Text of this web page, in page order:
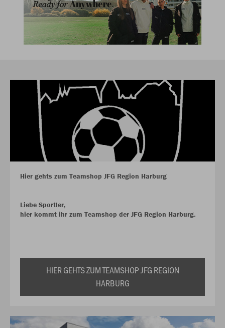
Hier gehts zum Teamshop JFG Region Harburg
Liebe Sportler,
hier kommt ihr zum Teamshop der JFG Region Harburg.
HIER GEHTS ZUM TEAMSHOP JFG REGION
HARBURG